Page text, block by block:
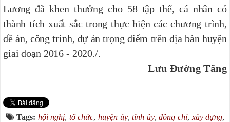
Lương đã khen thưởng cho 58 tập thể, cá nhân có
thành tích xuất sắc trong thực hiện các chương trình,
đề án, công trình, dự án trọng điểm trên địa bàn huyện
giai đoạn 2016 - 2020./.
Lưu Đường Tăng
Tags: hội nghị, tổ chức, huyện ủy,tỉnh ủy,đồng chí, xây dựng,